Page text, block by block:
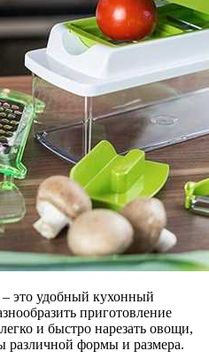
– это удобный кухонный
приготовление
и быстро нарезать овощи,
различной формы и размера.